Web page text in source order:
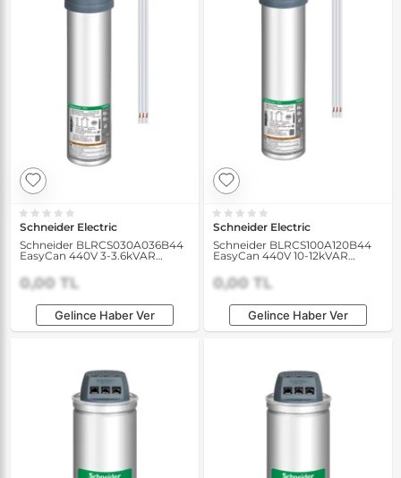
Schneider Electric
Schneider BLRCS030A036B44
EasyCan 440V 3-3.6kVAR
Kondansatörü
0,00 TL
Gelince Haber Ver
Schneider Electric
Schneider BLRCS100A120B44
EasyCan 440V 10-12kVAR
Kondansatörü
0,00 TL
Gelince Haber Ver